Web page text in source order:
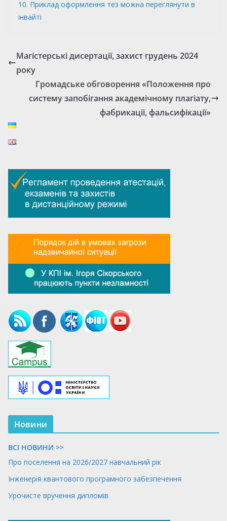
10. Приклад оформлення тез можна переглянути в
інвайті
Магістерські дисертації, захист грудень 2024
року
Громадське обговорення «Положення про
систему запобігання академічному плагіату,
фабрикації, фальсифікації»
Новини
ВСІ НОВИНИ >>
Про поселення на 2026/2027 навчальний рік
Інженерія квантового програмного забезпечення
Урочисте вручення дипломів